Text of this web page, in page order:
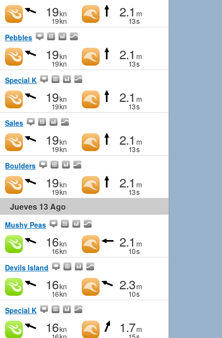
19kn
19kn
2.1 m
13s
Pebbles
19kn
19kn
2.1 m
13s
Special K
19kn
19kn
2.1 m
13s
Sales
19kn
19kn
2.1 m
13s
Boulders
19kn
19kn
2.1 m
13s
Jueves 13 Ago
Mushy Peas
16kn
16kn
2.1 m
10s
Devils Island
16kn
16kn
2.3m
10s
Special K
16kn 1.7m